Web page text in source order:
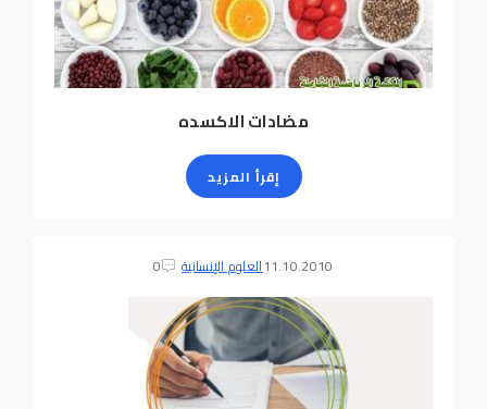
مضادات الاكسده
إقرأ المزيد
11.10.2010العلوم الإنسانية 0